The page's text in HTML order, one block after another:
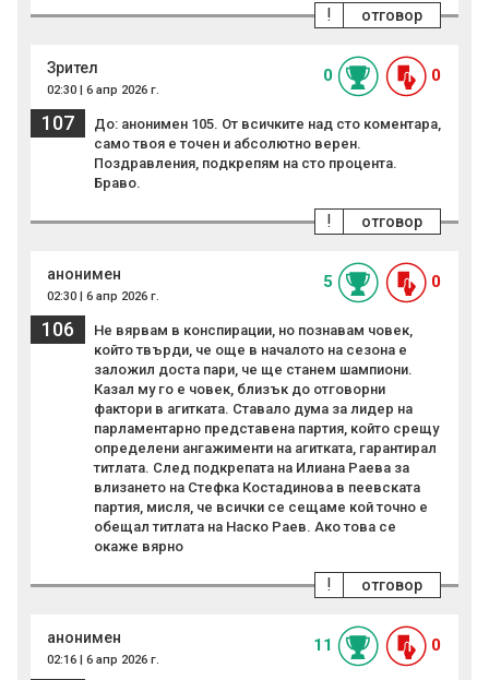
отговор
!
Зрител
02:30 | 6 апр 2026 г.
0 0
107
До: анонимен 105. От всичките над сто коментара,
само твоя е точен и абсолютно верен.
Поздравления, подкрепям на сто процента.
Браво.
отговор
!
анонимен
02:30 | 6 апр 2026 г.
5 0
106
Не вярвам в конспирации, но познавам човек,
който твърди, че още в началото на сезона е
заложил доста пари, че ще станем шампиони.
Казал му го е човек, близък до отговорни
фактори в агитката. Ставало дума за лидер на
парламентарно представена партия, който срещу
определени ангажименти на агитката, гарантирал
титлата. След подкрепата на Илиана Раева за
влизането на Стефка Костадинова в пеевската
партия, мисля, че всички се сещаме кой точно е
обещал титлата на Наско Раев. Ако това се
окаже вярно
отговор
!
анонимен
02:16 | 6 апр 2026 г.
11 0